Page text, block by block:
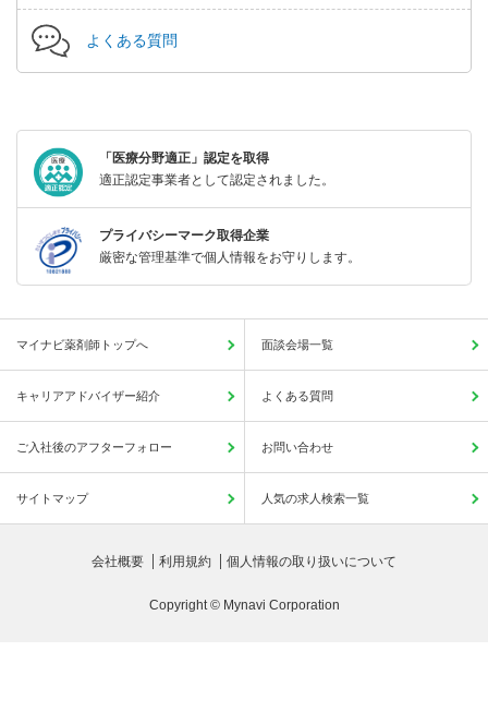
よくある質問
「医療分野適正」認定を取得
適正認定事業者として認定されました。
プライバシーマーク取得企業
厳密な管理基準で個人情報をお守りします。
マイナビ薬剤師トップへ 面談会場一覧
キャリアアドバイザー紹介 よくある質問
ご入社後のアフターフォロー お問い合わせ
サイトマップ 人気の求人検索一覧
会社概要 利用規約 個人情報の取り扱いについて
Copyright © Mynavi Corporation